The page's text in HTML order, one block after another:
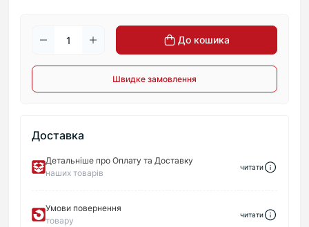
До кошика
Швидке замовлення
Доставка
Детальніше про Оплату та Доставку
наших товарів
читати
Умови повернення
товару
читати